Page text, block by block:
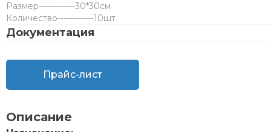
Размер------------30*30см
Количество------------10шт
Документация
Прайс-лист
Описание